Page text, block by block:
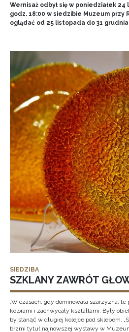
Wernisaż odbył się w poniedziałek
godz. 18:00 w siedzibie Muzeum przy
oglądać od 25 listopada do 31
SIEDZIBA
SZKLANY ZAWRÓT
„W czasach, gdy dominowała szarzyzna,
kolorami i zachwycały kształtami. Były
by stanąć w długiej kolejce pod sklepem.
brzmi tytuł najnowszej wystawy w